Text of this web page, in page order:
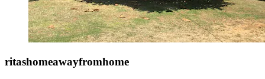
ritashomeawayfromhome